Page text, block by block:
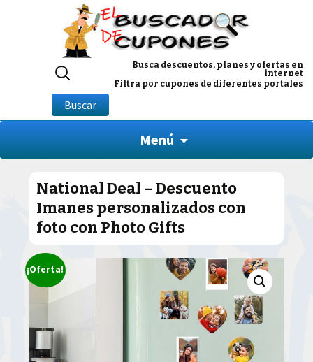
Busca descuentos, planes y ofertas en
internet
Filtra por cupones de diferentes portales
Buscar
por:
Buscar
Menú
National Deal – Descuento
Imanes personalizados con
foto con Photo Gifts
¡Oferta!